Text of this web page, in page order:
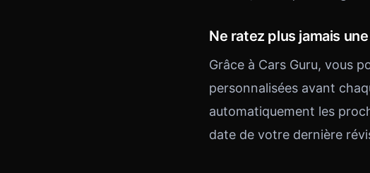
Ne ratez plus jamais
Grâce à Cars Guru, vous
personnalisées avant
automatiquement les
date de votre dernière